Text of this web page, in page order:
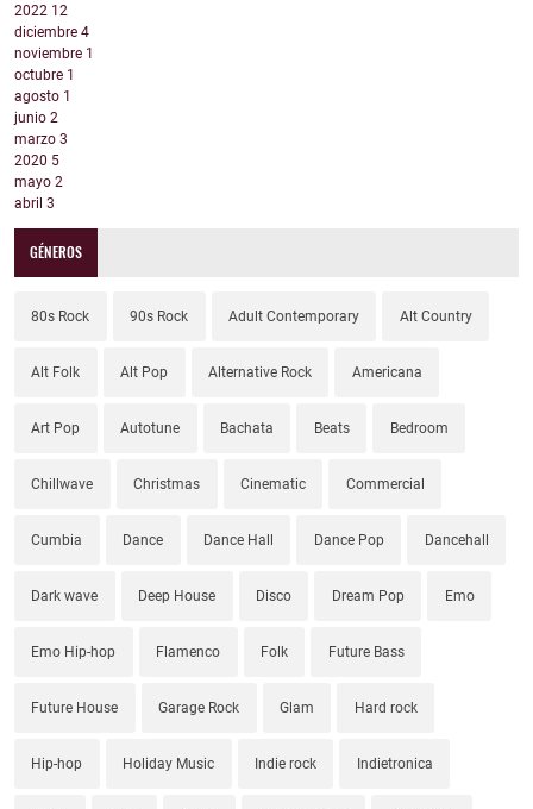
2022 12
diciembre 4
noviembre 1
octubre 1
agosto 1
junio 2
marzo 3
2020 5
mayo 2
abril 3
GÉNEROS
80s Rock 90s Rock Adult Contemporary Alt Country
Alt Folk Alt Pop Alternative Rock Americana
Art Pop Autotune Bachata Beats Bedroom
Chillwave Christmas Cinematic Commercial
Cumbia Dance Dance Hall Dance Pop Dancehall
Dark wave Deep House Disco Dream Pop Emo
Emo Hip-hop Flamenco Folk Future Bass
Future House Garage Rock Glam Hard rock
Hip-hop Holiday Music Indie rock Indietronica